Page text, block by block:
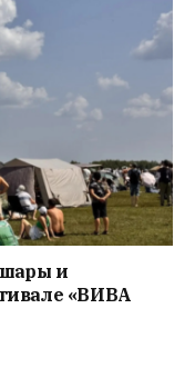
и
«ВИВА